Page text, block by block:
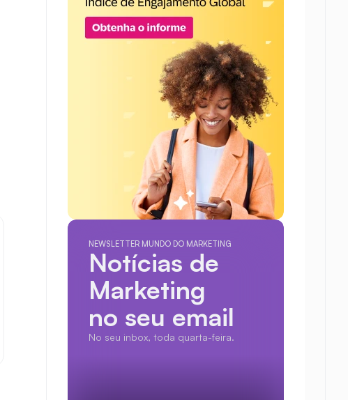
NEWSLETTER MUNDO DO MARKETING
Notícias de
Marketing
no seu email
No seu inbox, toda quarta-feira.